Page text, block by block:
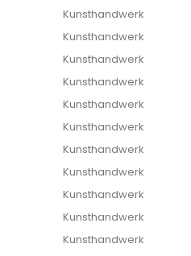
Kunsthandwerk
Kunsthandwerk
Kunsthandwerk
Kunsthandwerk
Kunsthandwerk
Kunsthandwerk
Kunsthandwerk
Kunsthandwerk
Kunsthandwerk
Kunsthandwerk
Kunsthandwerk